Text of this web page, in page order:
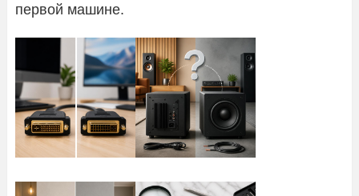
первой машине.